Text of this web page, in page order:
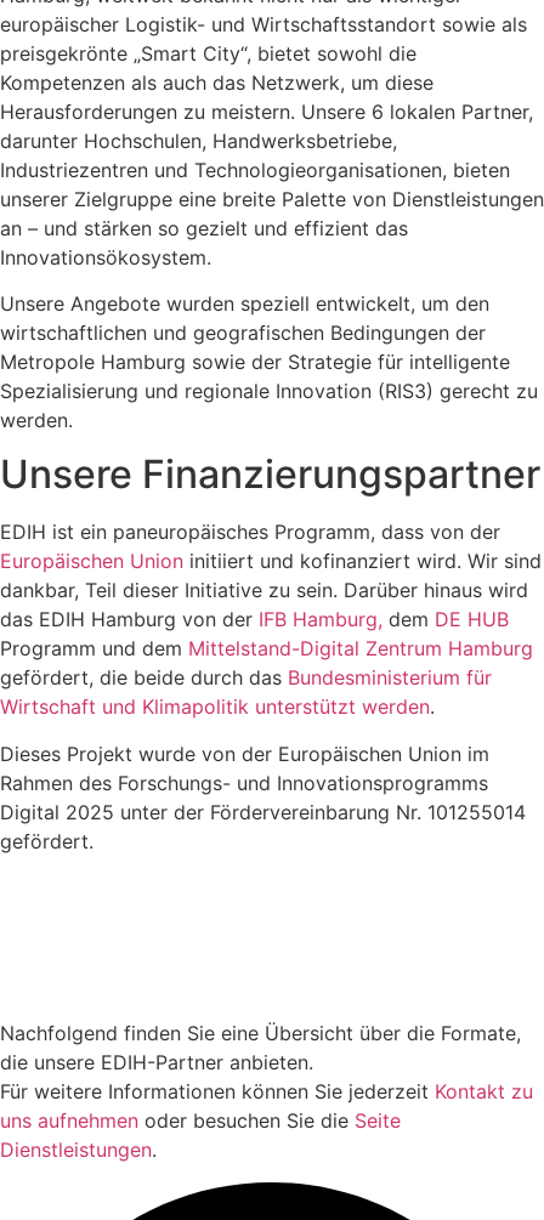
europäischer Logistik- und Wirtschaftsstandort sowie als
preisgekrönte „Smart City“, bietet sowohl die
Kompetenzen als auch das Netzwerk, um diese
Herausforderungen zu meistern. Unsere 6 lokalen Partner,
darunter Hochschulen, Handwerksbetriebe,
Industriezentren und Technologieorganisationen, bieten
unserer Zielgruppe eine breite Palette von Dienstleistungen
an – und stärken so gezielt und effizient das
Innovationsökosystem.
Unsere Angebote wurden speziell entwickelt, um den
wirtschaftlichen und geografischen Bedingungen der
Metropole Hamburg sowie der Strategie für intelligente
Spezialisierung und regionale Innovation (RIS3) gerecht zu
werden.
Unsere Finanzierungspartner
EDIH ist ein paneuropäisches Programm, dass von der
Europäischen Union initiiert und kofinanziert wird. Wir sind
dankbar, Teil dieser Initiative zu sein. Darüber hinaus wird
das EDIH Hamburg von der IFB Hamburg, dem DE HUB
Programm und dem Mittelstand-Digital Zentrum Hamburg
gefördert, die beide durch das Bundesministerium für
Wirtschaft und Klimapolitik unterstützt werden.
Dieses Projekt wurde von der Europäischen Union im
Rahmen des Forschungs- und Innovationsprogramms
Digital 2025 unter der Fördervereinbarung Nr. 101255014
gefördert.
Nachfolgend finden Sie eine Übersicht über die Formate,
die unsere EDIH-Partner anbieten.
Für weitere Informationen können Sie jederzeit Kontakt zu
uns aufnehmen oder besuchen Sie die Seite
Dienstleistungen.